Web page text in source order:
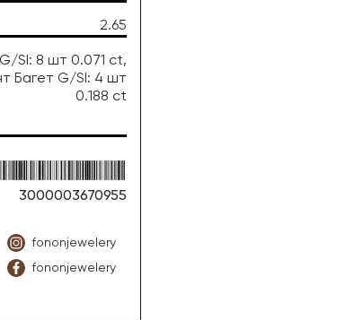
2.65
SI: 8 шт 0.071 ct,
Багет G/SI: 4 шт
0.188 ct
3000003670955
fononjewelery
fononjewelery